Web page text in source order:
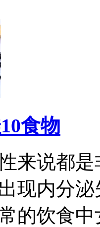
食物
来说都
现内分
的饮食